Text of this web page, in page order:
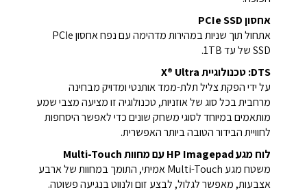
אחסון PCIe SSD
אתחול תוך שניות במהירות מדהימה עם נפח אחסון PCIe
SSD של עד 1TB.
DTS: טכנולוגיית X® Ultra
על ידי הפקת צליל תלת-ממד אותנטי ומדויק מבחינה
מרחבית בכל סוג של אוזניות, טכנולוגיה זו מציעה מצבי שמע
מותאמים במיוחד לסוגי משחק שונים כדי לאפשר היסחפות
לחוויית הבידור הטובה ביותר האפשרית.
לוח מגע HP Imagepad עם מחוות Multi-Touch
משטח מגע Multi-Touch אמיתי, התומך במחוות של ארבע
אצבעות, מאפשר לגלול, לבצע זום ולנווט בנגיעה פשוטה.